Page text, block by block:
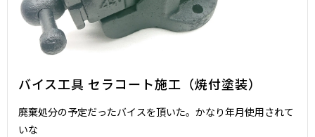
バイス工具 セラコート施工（焼付塗装）
廃棄処分の予定だったバイスを頂いた。かなり年月使用されて
いな